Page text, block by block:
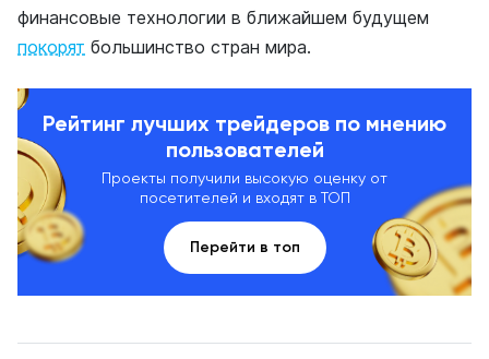
финансовые технологии в ближайшем будущем
покорят большинство стран мира.
Рейтинг лучших трейдеров по мнению
пользователей
Проекты получили высокую оценку от
посетителей и входят в ТОП
Перейти в топ